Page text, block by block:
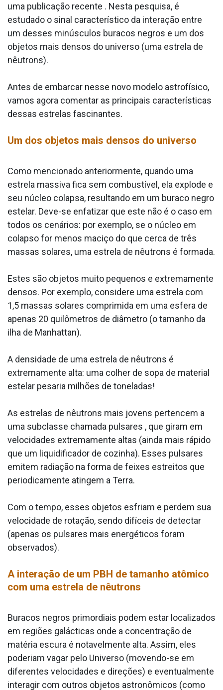
uma publicação recente . Nesta pesquisa, é
estudado o sinal característico da interação entre
um desses minúsculos buracos negros e um dos
objetos mais densos do universo (uma estrela de
nêutrons).
Antes de embarcar nesse novo modelo astrofísico,
vamos agora comentar as principais características
dessas estrelas fascinantes.
Um dos objetos mais densos do universo
Como mencionado anteriormente, quando uma
estrela massiva fica sem combustível, ela explode e
seu núcleo colapsa, resultando em um buraco negro
estelar. Deve-se enfatizar que este não é o caso em
todos os cenários: por exemplo, se o núcleo em
colapso for menos maciço do que cerca de três
massas solares, uma estrela de nêutrons é formada.
Estes são objetos muito pequenos e extremamente
densos. Por exemplo, considere uma estrela com
1,5 massas solares comprimida em uma esfera de
apenas 20 quilômetros de diâmetro (o tamanho da
ilha de Manhattan).
A densidade de uma estrela de nêutrons é
extremamente alta: uma colher de sopa de material
estelar pesaria milhões de toneladas!
As estrelas de nêutrons mais jovens pertencem a
uma subclasse chamada pulsares , que giram em
velocidades extremamente altas (ainda mais rápido
que um liquidificador de cozinha). Esses pulsares
emitem radiação na forma de feixes estreitos que
periodicamente atingem a Terra.
Com o tempo, esses objetos esfriam e perdem sua
velocidade de rotação, sendo difíceis de detectar
(apenas os pulsares mais energéticos foram
observados).
A interação de um PBH de tamanho atômico
com uma estrela de nêutrons
Buracos negros primordiais podem estar localizados
em regiões galácticas onde a concentração de
matéria escura é notavelmente alta. Assim, eles
poderiam vagar pelo Universo (movendo-se em
diferentes velocidades e direções) e eventualmente
interagir com outros objetos astronômicos (como